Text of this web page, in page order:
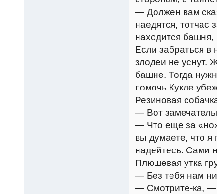
— Должен вам
наедятся, тотчас
находится башня,
Если забраться в
злодеи не уснут.
башне. Тогда
помочь Кукле
Резиновая
— Вот
— Что еще за
вы думаете, что я
надейтесь. Сами
Плюшевая утка
— Без тебя нам
— Смотрите-ка, —